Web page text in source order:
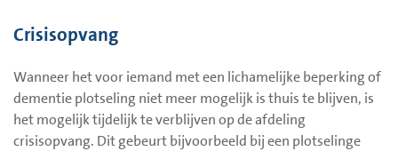
Crisisopvang
Wanneer het voor iemand met een lichamelijke beperking of
dementie plotseling niet meer mogelijk is thuis te blijven, is
het mogelijk tijdelijk te verblijven op de afdeling
crisisopvang. Dit gebeurt bijvoorbeeld bij een plotselinge